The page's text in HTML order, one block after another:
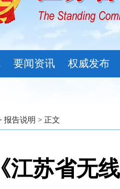
要闻资讯 权威发布
报告说明 > 正文
江苏省无